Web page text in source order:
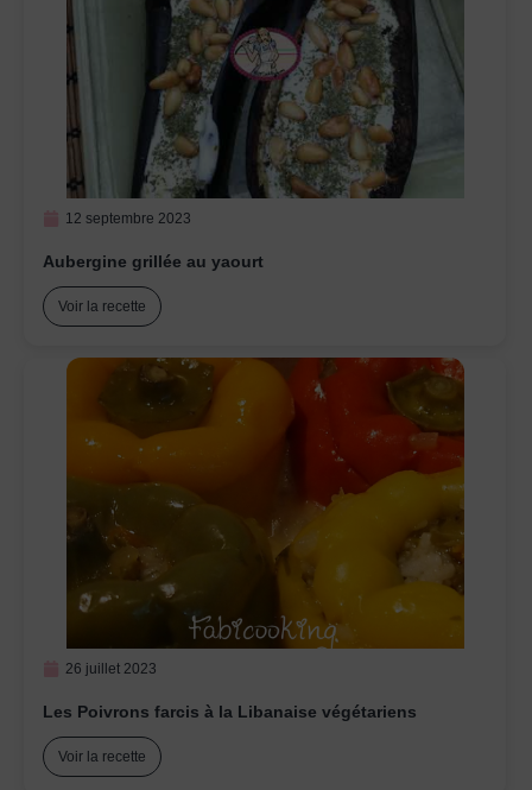
12 septembre 2023
Aubergine grillée au yaourt
Voir la recette
26 juillet 2023
Les Poivrons farcis à la Libanaise végétariens
Voir la recette